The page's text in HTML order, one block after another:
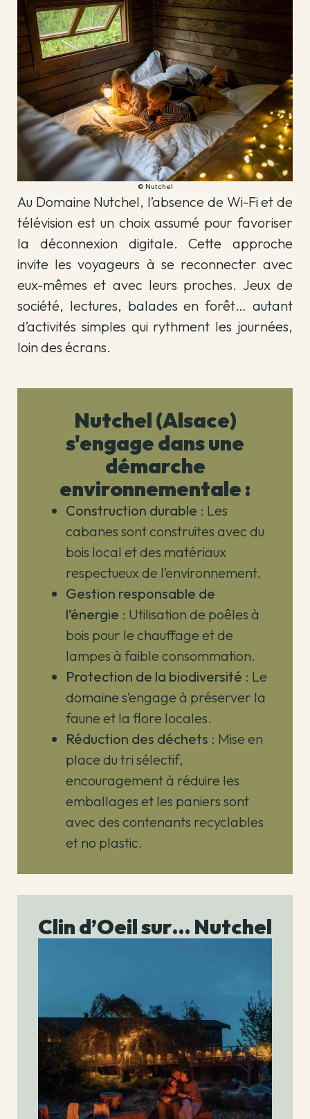
© Nutchel
Au Domaine Nutchel, l’absence de Wi-Fi et de
télévision est un choix assumé pour favoriser
la déconnexion digitale. Cette approche
invite les voyageurs à se reconnecter avec
eux-mêmes et avec leurs proches. Jeux de
société, lectures, balades en forêt… autant
d’activités simples qui rythment les journées,
loin des écrans.
Nutchel (Alsace)
s'engage dans une
démarche
environnementale :
Construction durable : Les
cabanes sont construites avec du
bois local et des matériaux
respectueux de l’environnement.
Gestion responsable de
l’énergie : Utilisation de poêles à
bois pour le chauffage et de
lampes à faible consommation.
Protection de la biodiversité : Le
domaine s’engage à préserver la
faune et la flore locales.
Réduction des déchets : Mise en
place du tri sélectif,
encouragement à réduire les
emballages et les paniers sont
avec des contenants recyclables
et no plastic.
Clin d’Oeil sur… Nutchel